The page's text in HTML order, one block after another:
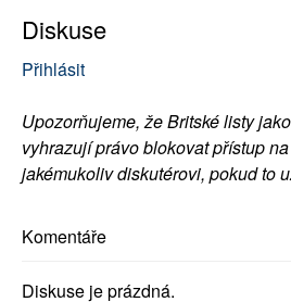
Diskuse
Přihlásit
Upozorňujeme, že Britské listy
vyhrazují právo blokovat přístup
jakémukoliv diskutérovi, pokud to
Komentáře
Diskuse je prázdná.